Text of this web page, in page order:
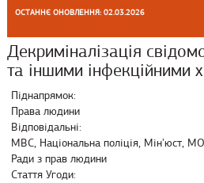
ОСТАННЄ ОНОВЛЕННЯ: 02.03.2026
Декриміналізація
та іншими інфекційними
Піднапрямок:
Права людини
Відповідальні:
МВС, Національна поліція, Мін'юст,
Ради з прав людини
Стаття Угоди: